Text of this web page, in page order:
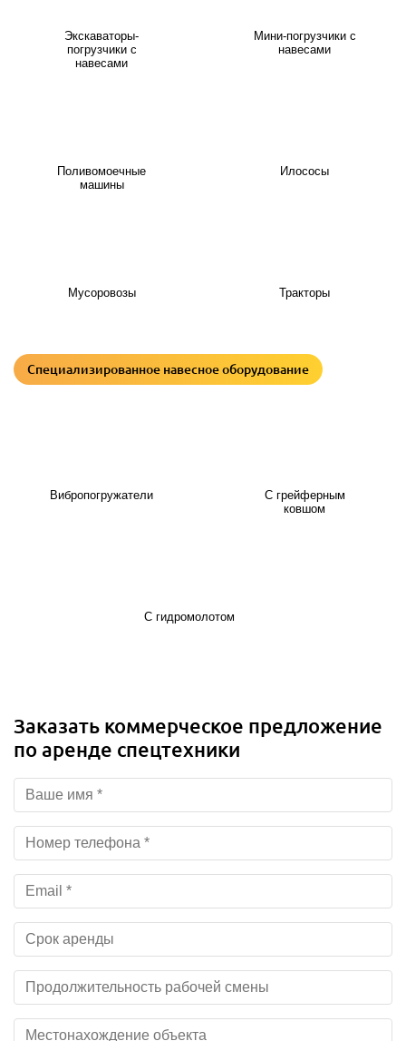
Экскаваторы-
погрузчики с
навесами
Мини-погрузчики с
навесами
Поливомоечные
машины
Илососы
Мусоровозы Тракторы
Специализированное навесное оборудование
Вибропогружатели
С грейферным
ковшом
С гидромолотом
Заказать коммерческое предложение
по аренде спецтехники